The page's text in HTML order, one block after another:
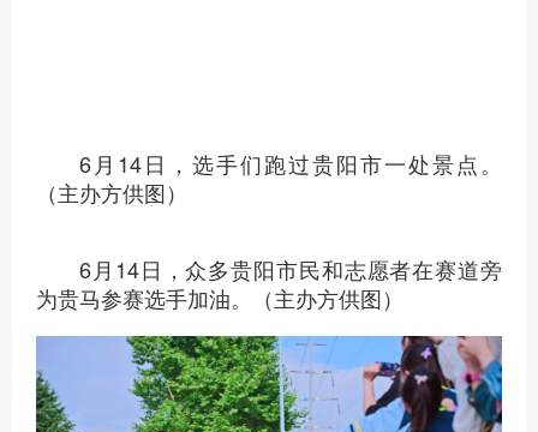
6月14日，选手们跑过贵阳市一处景点。
（主办方供图）